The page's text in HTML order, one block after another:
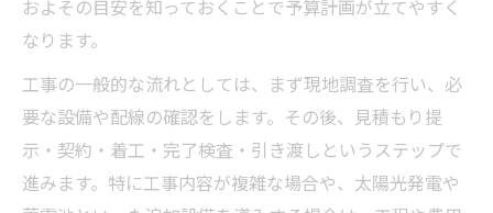
およその目安を知っておくことで予算計画が立てやすく
なります。
工事の一般的な流れとしては、まず現地調査を行い、必
要な設備や配線の確認をします。その後、見積もり提
示・契約・着工・完了検査・引き渡しというステップで
進みます。特に工事内容が複雑な場合や、太陽光発電や